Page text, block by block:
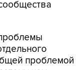
проблемой